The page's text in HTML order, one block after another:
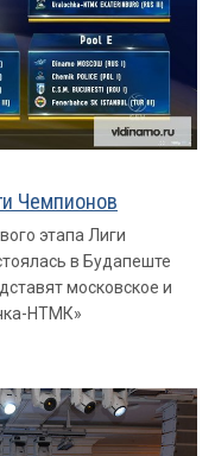
Чемпионов
этапа Лиги
в Будапеште
московское и
НТМК»